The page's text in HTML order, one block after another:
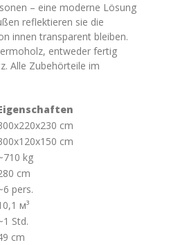
– eine moderne Lösung
reflektieren sie die
innen transparent bleiben.
entweder fertig
Alle Zubehörteile im
cm
cm
kg
cm
pers.
м³
Std.
cm